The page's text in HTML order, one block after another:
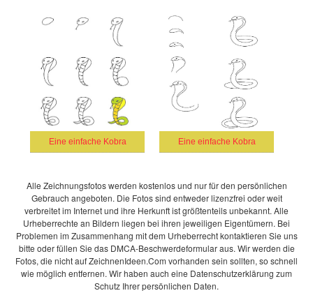
Eine einfache Kobra Eine einfache Kobra
Alle Zeichnungsfotos werden kostenlos und nur für den persönlichen
Gebrauch angeboten. Die Fotos sind entweder lizenzfrei oder weit
verbreitet im Internet und ihre Herkunft ist größtenteils unbekannt. Alle
Urheberrechte an Bildern liegen bei ihren jeweiligen Eigentümern. Bei
Problemen im Zusammenhang mit dem Urheberrecht kontaktieren Sie uns
bitte oder füllen Sie das DMCA-Beschwerdeformular aus. Wir werden die
Fotos, die nicht auf ZeichnenIdeen.Com vorhanden sein sollten, so schnell
wie möglich entfernen. Wir haben auch eine Datenschutzerklärung zum
Schutz Ihrer persönlichen Daten.